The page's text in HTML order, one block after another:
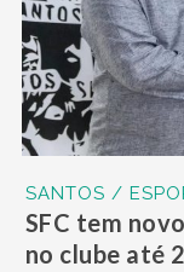
SANTOS /
SFC tem
no clube até